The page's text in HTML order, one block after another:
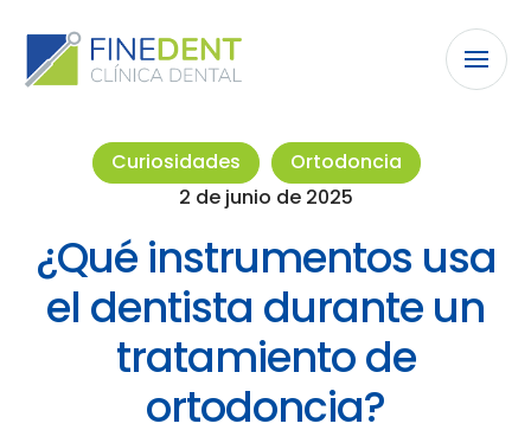
Curiosidades
Ortodoncia
2 de junio de 2025
¿Qué instrumentos usa
el dentista durante un
tratamiento de
ortodoncia?